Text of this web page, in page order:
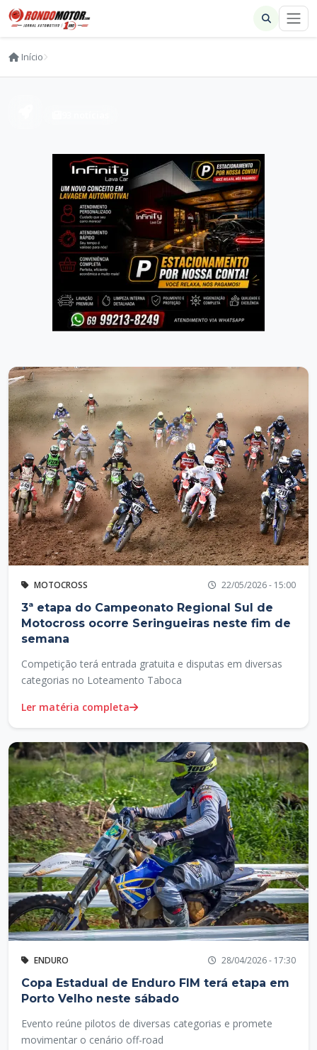
Início
MOTOCROSS 22/05/2026 - 15:00
3ª etapa do Campeonato Regional Sul de
Motocross ocorre Seringueiras neste fim de
semana
Competição terá entrada gratuita e disputas em diversas
categorias no Loteamento Taboca
Ler matéria completa
ENDURO 28/04/2026 - 17:30
Copa Estadual de Enduro FIM terá etapa em
Porto Velho neste sábado
Evento reúne pilotos de diversas categorias e promete
movimentar o cenário off-road